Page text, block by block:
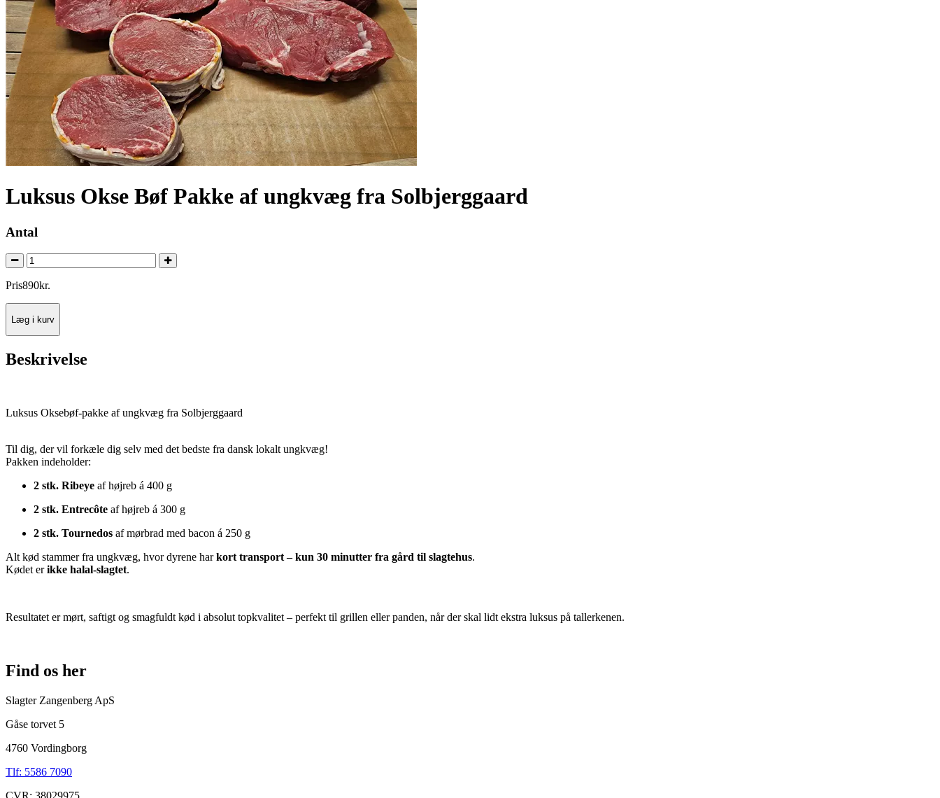
Luksus Okse Bøf Pakke af ungkvæg fra Solbjerggaard
Antal
Pris890kr.
Læg i kurv
Beskrivelse
Luksus Oksebøf-pakke af ungkvæg fra Solbjerggaard
Til dig, der vil forkæle dig selv med det bedste fra dansk lokalt ungkvæg!
Pakken indeholder:
2 stk. Ribeye af højreb á 400 g
2 stk. Entrecôte af højreb á 300 g
2 stk. Tournedos af mørbrad med bacon á 250 g
Alt kød stammer fra ungkvæg, hvor dyrene harkort transport – kun 30 minutter fra gård til slagtehus.
Kødet erikke halal-slagtet.
Resultatet er mørt, saftigt og smagfuldt kød i absolut topkvalitet – perfekt til grillen eller panden, når der skal lidt ekstra luksus på tallerkenen.
Find os her
Slagter Zangenberg ApS
Gåse torvet 5
4760 Vordingborg
Tlf: 5586 7090
CVR: 38029975